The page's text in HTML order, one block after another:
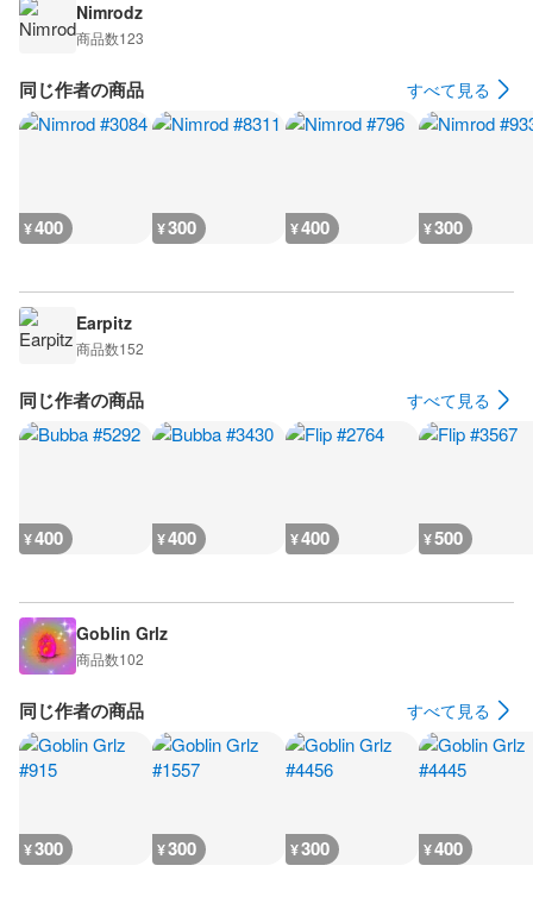
Nimrodz
商品数123
同じ作者の商品 すべて見る
¥400 ¥300 ¥400 ¥300
Earpitz
商品数152
同じ作者の商品 すべて見る
¥400 ¥400 ¥400 ¥500
Goblin Grlz
商品数102
同じ作者の商品 すべて見る
¥300 ¥300 ¥300 ¥400